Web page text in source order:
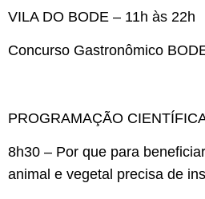
VILA DO BODE – 11h às 22h
Concurso Gastronômico
PROGRAMAÇÃO
8h30 – Por que para
animal e vegetal precisa de